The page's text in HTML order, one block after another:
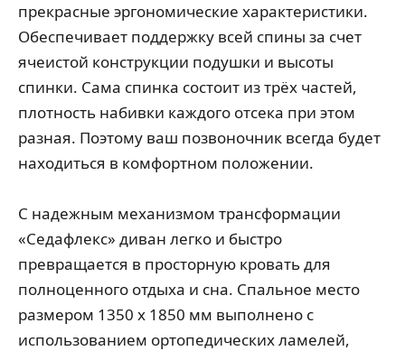
прекрасные эргономические характеристики.
Обеспечивает поддержку всей спины за счет
ячеистой конструкции подушки и высоты
спинки. Сама спинка состоит из трёх частей,
плотность набивки каждого отсека при этом
разная. Поэтому ваш позвоночник всегда будет
находиться в комфортном положении.
С надежным механизмом трансформации
«Седафлекс» диван легко и быстро
превращается в просторную кровать для
полноценного отдыха и сна. Спальное место
размером 1350 х 1850 мм выполнено с
использованием ортопедических ламелей,